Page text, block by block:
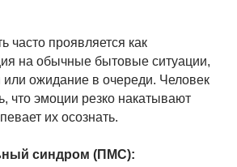
часто проявляется как
на обычные бытовые ситуации,
ожидание в очереди. Человек
что эмоции резко накатывают
их осознать.
синдром (ПМС):